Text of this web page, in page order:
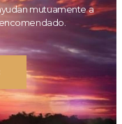
mutuamente a